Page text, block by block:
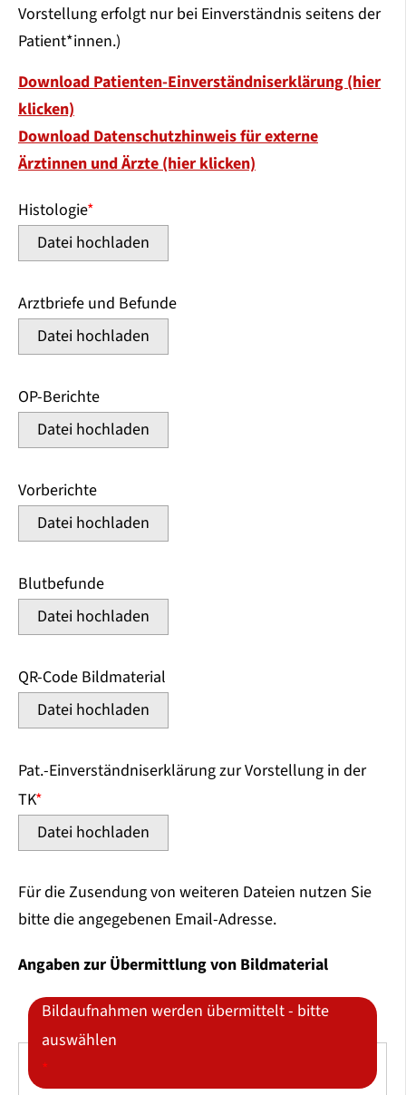
Vorstellung erfolgt nur bei Einverständnis seitens der
Patient*innen.)
Download Patienten-Einverständniserklärung (hier
klicken)
Download Datenschutzhinweis für externe
Ärztinnen und Ärzte (hier klicken)
Histologie*
Datei hochladen
Arztbriefe und Befunde
Datei hochladen
OP-Berichte
Datei hochladen
Vorberichte
Datei hochladen
Blutbefunde
Datei hochladen
QR-Code Bildmaterial
Datei hochladen
Pat.-Einverständniserklärung zur Vorstellung in der
TK*
Datei hochladen
Für die Zusendung von weiteren Dateien nutzen Sie
bitte die angegebenen Email-Adresse.
Angaben zur Übermittlung von Bildmaterial
Bildaufnahmen werden übermittelt - bitte
auswählen
*